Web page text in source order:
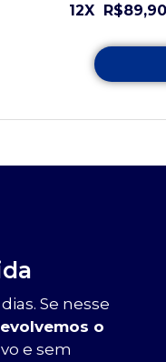
12X R$89,90
Se nesse
o
e sem